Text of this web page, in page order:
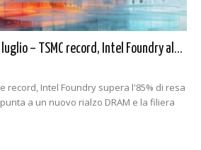
– TSMC record, Intel Foundry al...
record, Intel Foundry supera l'85% di resa
a un nuovo rialzo DRAM e la filiera